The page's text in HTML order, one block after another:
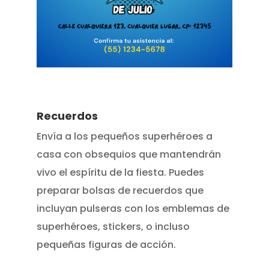
Recuerdos
Envía a los pequeños superhéroes a
casa con obsequios que mantendrán
vivo el espíritu de la fiesta. Puedes
preparar bolsas de recuerdos que
incluyan pulseras con los emblemas de
superhéroes, stickers, o incluso
pequeñas figuras de acción.